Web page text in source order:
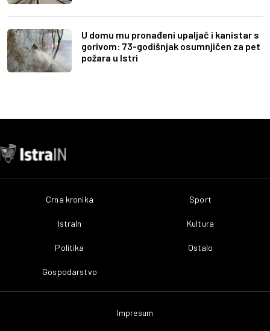
U domu mu pronađeni upaljač i kanistar s
gorivom: 73-godišnjak osumnjičen za pet
požara u Istri
Crna kronika
IstraIn
Politika
Gospodarstvo
Sport
Kultura
Ostalo
Impresum